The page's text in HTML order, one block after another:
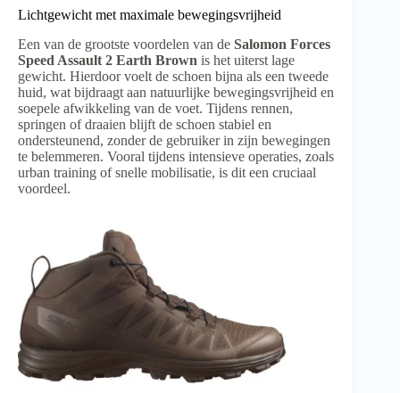
Lichtgewicht met maximale bewegingsvrijheid
Een van de grootste voordelen van de Salomon Forces
Speed Assault 2 Earth Brown is het uiterst lage
gewicht. Hierdoor voelt de schoen bijna als een tweede
huid, wat bijdraagt aan natuurlijke bewegingsvrijheid en
soepele afwikkeling van de voet. Tijdens rennen,
springen of draaien blijft de schoen stabiel en
ondersteunend, zonder de gebruiker in zijn bewegingen
te belemmeren. Vooral tijdens intensieve operaties, zoals
urban training of snelle mobilisatie, is dit een cruciaal
voordeel.